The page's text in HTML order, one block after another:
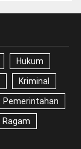
Hukum
Kriminal
Pemerintahan
Ragam